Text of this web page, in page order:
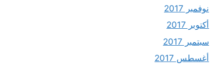
نوفمبر 2017
أكتوبر 2017
سبتمبر 2017
أغسطس 2017